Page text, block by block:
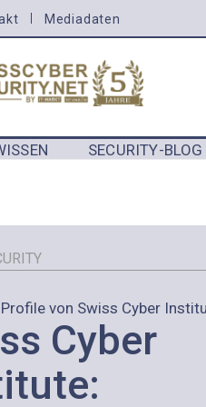
Mediadaten
SECURITY-BLOG
von Swiss Cyber
Cyber